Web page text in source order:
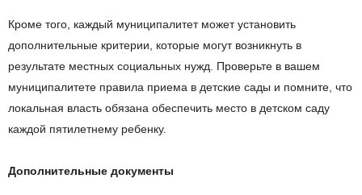
Кроме того, каждый муниципалитет может установить
дополнительные критерии, которые могут возникнуть в
результате местных социальных нужд. Проверьте в вашем
муниципалитете правила приема в детские сады и помните, что
локальная власть обязана обеспечить место в детском саду
каждой пятилетнему ребенку.
Дополнительные документы